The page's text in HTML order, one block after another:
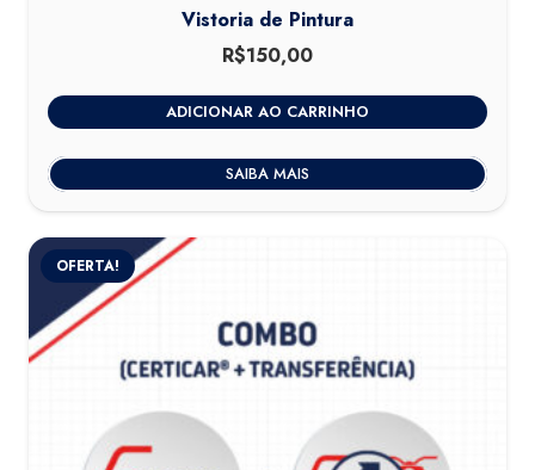
Vistoria de Pintura
R$150,00
ADICIONAR AO CARRINHO
SAIBA MAIS
OFERTA!